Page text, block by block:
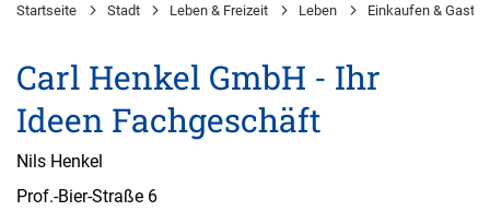
Startseite Stadt Leben & Freizeit Leben Einkaufen &
Carl Henkel GmbH - Ihr
Ideen Fachgeschäft
Nils Henkel
Prof.-Bier-Straße 6